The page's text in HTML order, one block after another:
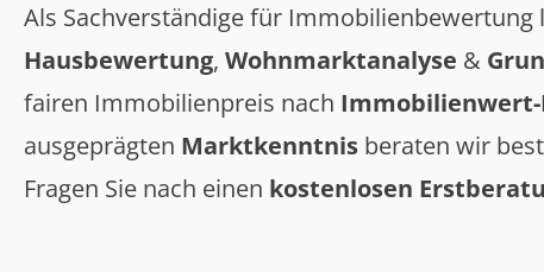
Als Sachverständige für
Hausbewertung, Wohnmarktanalyse &
fairen Immobilienpreis nach
ausgeprägten Marktkenntnis beraten wir
Fragen Sie nach einen kostenlosen